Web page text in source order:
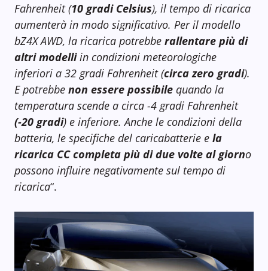
Fahrenheit (10 gradi Celsius), il tempo di ricarica
aumenterà in modo significativo. Per il modello
bZ4X AWD, la ricarica potrebbe rallentare più di
altri modelliin condizioni meteorologiche
inferiori a 32 gradi Fahrenheit (circa zero gradi).
E potrebbe non essere possibile quando la
temperatura scende a circa -4 gradi Fahrenheit
(-20 gradi) e inferiore. Anche le condizioni della
batteria, le specifiche del caricabatterie e la
ricarica CC completa più di due volte al giorno
possono influire negativamente sul tempo di
ricarica“.